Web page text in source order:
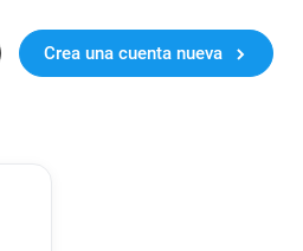
Crea una cuenta nueva